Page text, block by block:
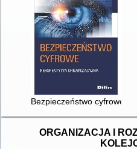
Bezpieczeństwo cyfrowe :
ORGANIZACJA I